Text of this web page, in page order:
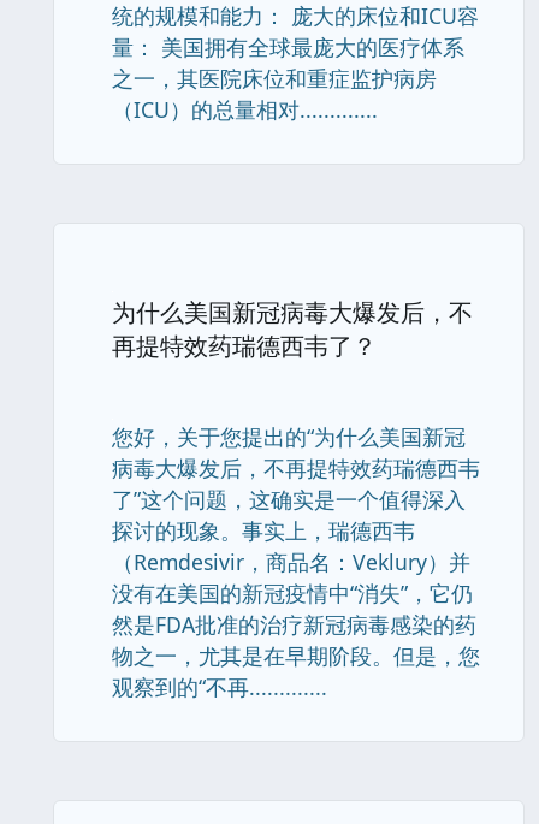
统的规模和能力： 庞大的床位和ICU容
量： 美国拥有全球最庞大的医疗体系
之一，其医院床位和重症监护病房
（ICU）的总量相对.............
为什么美国新冠病毒大爆发后，不
再提特效药瑞德西韦了？
您好，关于您提出的“为什么美国新冠
病毒大爆发后，不再提特效药瑞德西韦
了”这个问题，这确实是一个值得深入
探讨的现象。事实上，瑞德西韦
（Remdesivir，商品名：Veklury）并
没有在美国的新冠疫情中“消失”，它仍
然是FDA批准的治疗新冠病毒感染的药
物之一，尤其是在早期阶段。但是，您
观察到的“不再.............